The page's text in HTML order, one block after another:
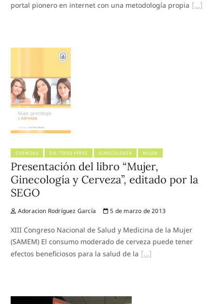
portal pionero en internet con una metodología propia
CERVEZAS DR. TIRSO PÉREZ GINECOLOGÍA MUJER
Presentación del libro “Mujer,
Ginecología y Cerveza”, editado por la
SEGO
Adoracion Rodríguez García 5 de marzo de 2013
XIII Congreso Nacional de Salud y Medicina de la Mujer
(SAMEM) El consumo moderado de cerveza puede tener
efectos beneficiosos para la salud de la